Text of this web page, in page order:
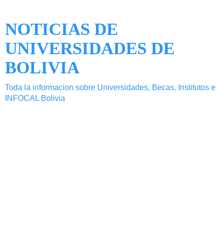
NOTICIAS DE
UNIVERSIDADES DE
BOLIVIA
Toda la informacion sobre Universidades, Becas, Institutos e
INFOCAL Bolivia